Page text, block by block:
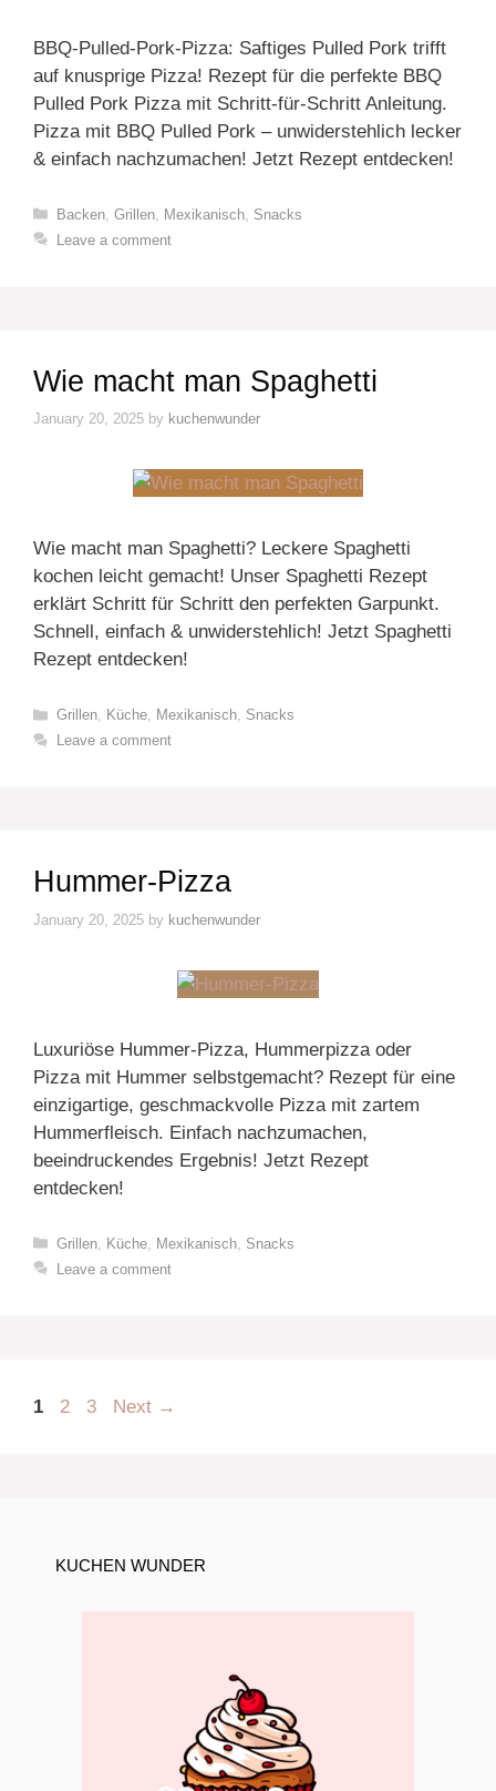
BBQ-Pulled-Pork-Pizza: Saftiges Pulled Pork trifft
auf knusprige Pizza! Rezept für die perfekte BBQ
Pulled Pork Pizza mit Schritt-für-Schritt Anleitung.
Pizza mit BBQ Pulled Pork – unwiderstehlich lecker
& einfach nachzumachen! Jetzt Rezept entdecken!
Categories
Backen, Grillen, Mexikanisch, Snacks
Leave a comment
Wie macht man Spaghetti
January 20, 2025 by kuchenwunder
Wie macht man Spaghetti? Leckere Spaghetti
kochen leicht gemacht! Unser Spaghetti Rezept
erklärt Schritt für Schritt den perfekten Garpunkt.
Schnell, einfach & unwiderstehlich! Jetzt Spaghetti
Rezept entdecken!
Categories
Grillen, Küche, Mexikanisch, Snacks
Leave a comment
Hummer-Pizza
January 20, 2025 by kuchenwunder
Luxuriöse Hummer-Pizza, Hummerpizza oder
Pizza mit Hummer selbstgemacht? Rezept für eine
einzigartige, geschmackvolle Pizza mit zartem
Hummerfleisch. Einfach nachzumachen,
beeindruckendes Ergebnis! Jetzt Rezept
entdecken!
Categories
Grillen, Küche, Mexikanisch, Snacks
Leave a comment
Page
1 Page
2 Page
3 Next →
KUCHEN WUNDER